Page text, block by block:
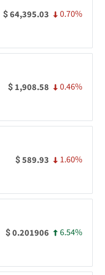
$64,395.03 0.70%
$ 1,908.58 0.46%
$589.93 1.60%
$0.201906 6.54%